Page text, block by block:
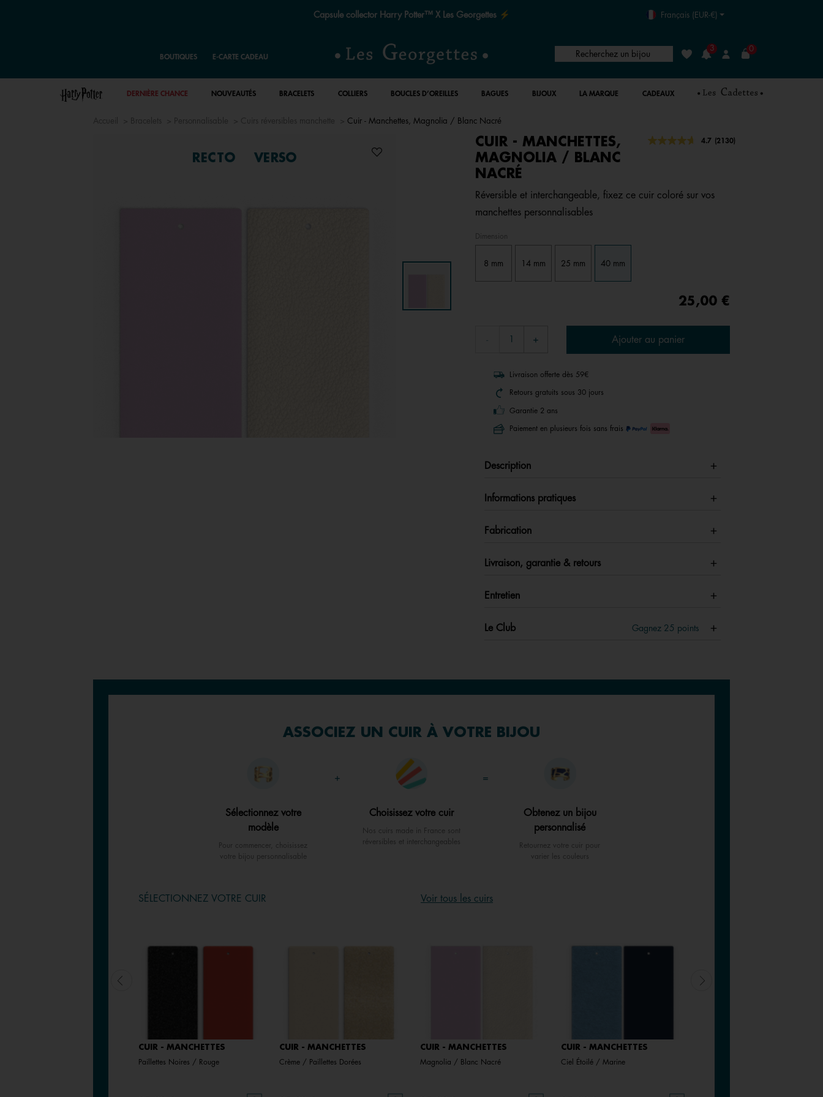
Le quart de siècle de la magie ✨ Français (EUR-€)
BOUTIQUES E-CARTE CADEAU Recherchez un bijou Liste de souhaits
3
Connexion
0
DERNIÈRE CHANCE NOUVEAUTÉS BRACELETS COLLIERS BOUCLES D’OREILLES BAGUES BIJOUX LA MARQUE CADEAUX
Cuir - Manchettes, Magnolia / Blanc Nacré
RECTO VERSO
CUIR - MANCHETTES,
MAGNOLIA / BLANC
NACRÉ
3,8 out of 5 Customer Rating
4.7 Lire
la
(2130)
Réversible et interchangeable, fixez ce cuir coloré sur vos
manchettes personnalisables
Dimension
8 mm 14 mm 25 mm 40 mm
25,00 €
Ajouter au panier
Livraison offerte dès 59€
Retours gratuits sous 30 jours
Garantie 2 ans
Paiement en plusieurs fois sans frais
Description
Informations pratiques
Fabrication
Livraison, garantie & retours
Entretien
Le Club Gagnez 25 points
ASSOCIEZ UN CUIR À VOTRE BIJOU
+ =
Sélectionnez votre
modèle
Pour commencer, choisissez
votre bijou personnalisable
Choisissez votre cuir
Nos cuirs made in France sont
réversibles et interchangeables
Obtenez un bijou
personnalisé
Retournez votre cuir pour
varier les couleurs
SÉLECTIONNEZ VOTRE CUIR Voir tous les cuirs
CUIR - MANCHETTES
Paillettes Noires / Rouge
CUIR - MANCHETTES
Crème / Paillettes Dorées
CUIR - MANCHETTES
Magnolia / Blanc Nacré
CUIR - MANCHETTES
Ciel Étoilé / Marine